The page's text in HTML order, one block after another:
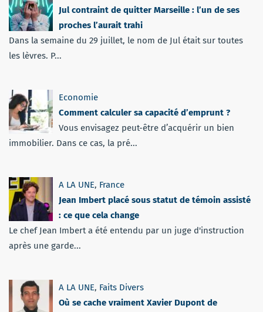
Jul contraint de quitter Marseille : l’un de ses
proches l’aurait trahi
Dans la semaine du 29 juillet, le nom de Jul était sur toutes
les lèvres. P...
Economie
Comment calculer sa capacité d’emprunt ?
Vous envisagez peut-être d’acquérir un bien
immobilier. Dans ce cas, la pré...
A LA UNE, France
Jean Imbert placé sous statut de témoin assisté
: ce que cela change
Le chef Jean Imbert a été entendu par un juge d'instruction
après une garde...
A LA UNE, Faits Divers
Où se cache vraiment Xavier Dupont de